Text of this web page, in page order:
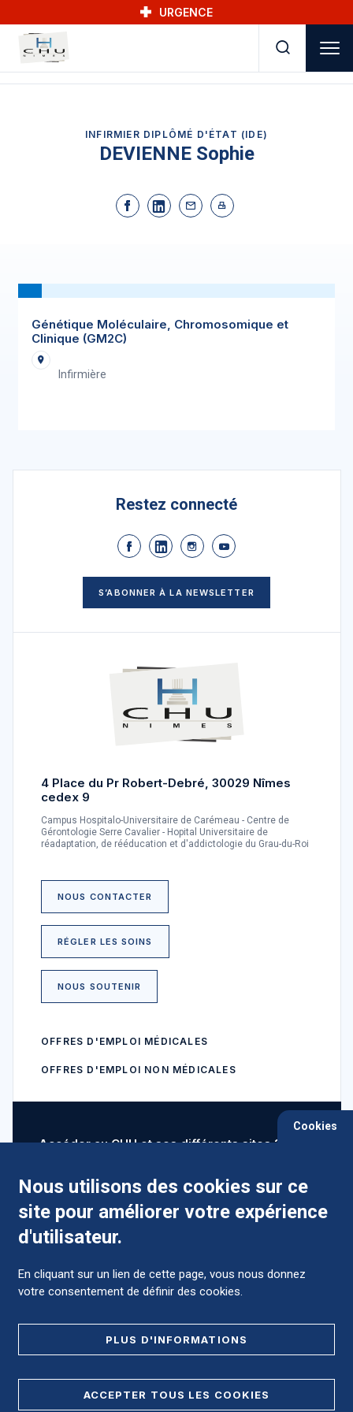
URGENCE
INFIRMIER DIPLÔMÉ D'ÉTAT (IDE)
DEVIENNE Sophie
Génétique Moléculaire, Chromosomique et
Clinique (GM2C)
Infirmière
Restez connecté
S’ABONNER À LA NEWSLETTER
4 Place du Pr Robert-Debré, 30029 Nîmes
cedex 9
Campus Hospitalo-Universitaire de Carémeau - Centre de
Gérontologie Serre Cavalier - Hopital Universitaire de
réadaptation, de rééducation et d'addictologie du Grau-du-Roi
NOUS CONTACTER
RÉGLER LES SOINS
NOUS SOUTENIR
OFFRES D'EMPLOI MÉDICALES
OFFRES D'EMPLOI NON MÉDICALES
Accéder au CHU et ses différents sites ?
Comment préparer mon hospitalisation ?
Cookies
Nous utilisons des cookies sur ce
site pour améliorer votre expérience
d'utilisateur.
En cliquant sur un lien de cette page, vous nous donnez
votre consentement de définir des cookies.
PLUS D'INFORMATIONS
ACCEPTER TOUS LES COOKIES